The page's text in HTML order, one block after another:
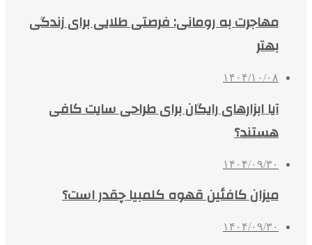
مهاجرت به رومانی: فرصتی طلایی برای زندگی
بهتر
۱۴۰۴/۱۰/۰۸
آیا ابزارهای رایگان برای طراحی سایت کافی
هستند؟
۱۴۰۴/۰۹/۳۰
میزان کافئین قهوه کلمبیا چقدر است؟
۱۴۰۴/۰۹/۳۰